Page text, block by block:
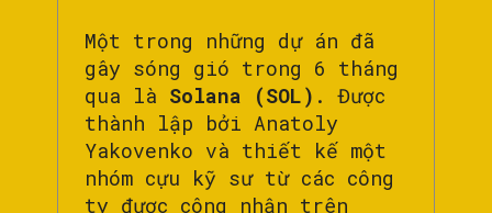
Một trong những dự án đã
gây sóng gió trong 6 tháng
qua là Solana (SOL) . Được
thành lập bởi Anatoly
Yakovenko và thiết kế một
nhóm cựu kỹ sư từ các công
ty được công nhận trên